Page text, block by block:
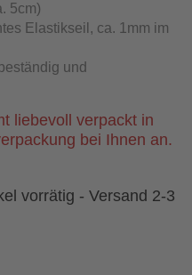
5cm)
Elastikseil, ca. 1mm im
und
liebevoll verpackt in
bei Ihnen an.
vorrätig - Versand 2-3